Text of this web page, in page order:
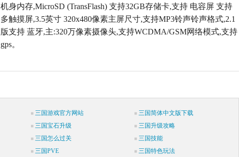
机身内存,MicroSD (TransFlash) 支持32GB存储卡,支持 电容屏 支持
多触摸屏,3.5英寸 320x480像素主屏尺寸,支持MP3铃声铃声格式,2.1
版支持 蓝牙,主:320万像素摄像头,支持WCDMA/GSM网络模式,支持
gps。
三国游戏官方网站
三国简体中文版下载
三国宝石升级
三国升级攻略
三国怎么过关
三国技能
三国PVE 三国特色玩法